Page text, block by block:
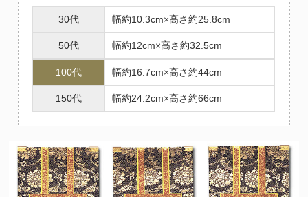
30代 幅約10.3cm×高さ約25.8cm
50代 幅約12cm×高さ約32.5cm
100代 幅約16.7cm×高さ約44cm
150代 幅約24.2cm×高さ約66cm